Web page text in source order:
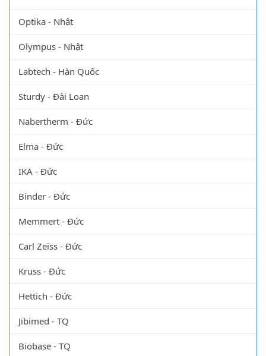
Optika - Nhật
Olympus - Nhật
Labtech - Hàn Quốc
Sturdy - Đài Loan
Nabertherm - Đức
Elma - Đức
IKA - Đức
Binder - Đức
Memmert - Đức
Carl Zeiss - Đức
Kruss - Đức
Hettich - Đức
Jibimed - TQ
Biobase - TQ